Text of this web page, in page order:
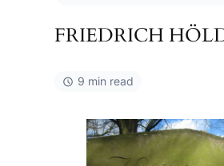
FRIEDRICH
9 min read